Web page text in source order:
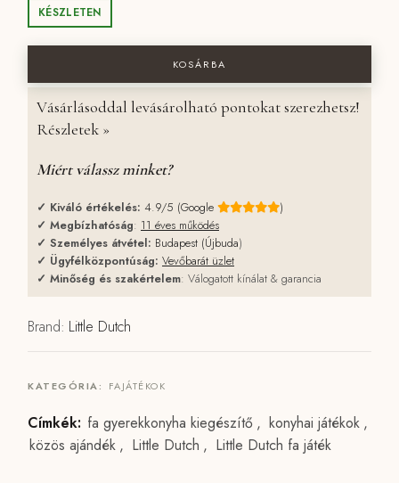
34990 Ft.
26243 Ft.
KÉSZLETEN
Little Dutch játékkonyha natúr -
KOSÁRBA
Vásárlásoddal levásárolható pontokat szerezhetsz!
Részletek »
Miért válassz minket?
✓ Kiváló értékelés: 4.9/5 (Google
)
✓ Megbízhatóság: 11 éves működés
✓ Személyes átvétel: Budapest (Újbuda)
✓ Ügyfélközpontúság: Vevőbarát üzlet
✓ Minőség és szakértelem: Válogatott kínálat & garancia
Brand: Little Dutch
KATEGÓRIA: FAJÁTÉKOK
Címkék: fa gyerekkonyha kiegészítő , konyhai játékok ,
közös ajándék , Little Dutch , Little Dutch fa játék